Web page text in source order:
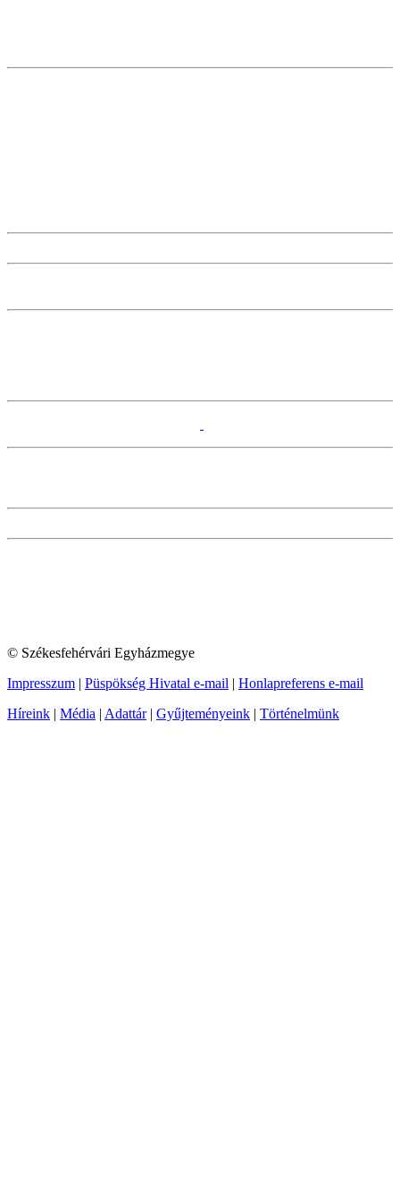
© Székesfehérvári Egyházmegye
Impresszum | Püspökség Hivatal e-mail | Honlapreferens e-mail
Híreink | Média | Adattár| Gyűjteményeink | Történelmünk